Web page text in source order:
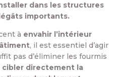
dans les structures
importants.
à envahir l’intérieur
, il est essentiel d’agir
pas d’éliminer les fourmis
directement la